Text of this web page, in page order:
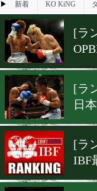
新着 KO KiNG
[
[